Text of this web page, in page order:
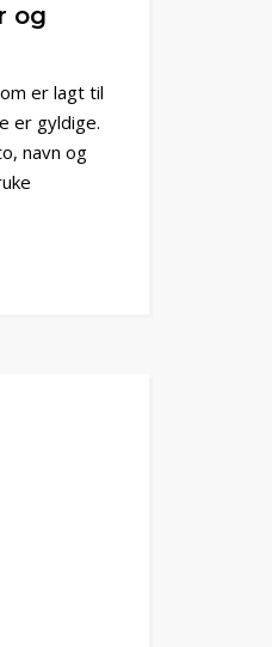
og
er lagt til
er gyldige.
navn og